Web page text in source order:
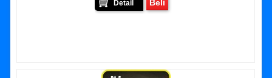
Detail
Beli